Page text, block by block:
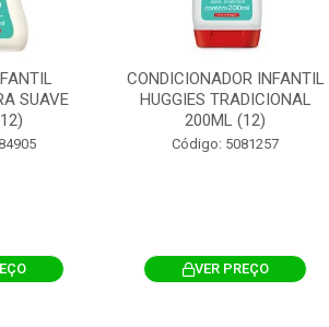
SUAVE
CONDICIONADOR INFANTIL
HUGGIES TRADICIONAL
200ML (12)
Código: 5081257
VER PREÇO